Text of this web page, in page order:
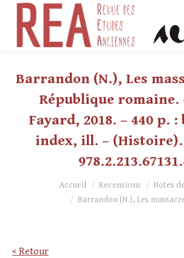
Barrandon (N.), Les
République romaine.
Fayard, 2018. – 440 p.
index, ill. – (Histoire).
Vous êtes ici :Accueil Recensions
Notes
Barrandon (N.), Les
< Retour